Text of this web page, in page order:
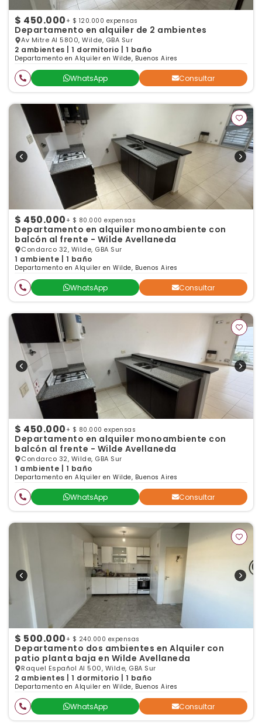
$ 450.000 + $ 120.000 expensas
Departamento en alquiler de 2 ambientes
Av Mitre Al 5800, Wilde, GBA Sur
2 ambientes | 1 dormitorio | 1 baño
Departamento en Alquiler en Wilde, Buenos Aires
WhatsApp Consultar
$ 450.000 + $ 80.000 expensas
Departamento en alquiler monoambiente con
balcón al frente - Wilde Avellaneda
Condarco 32, Wilde, GBA Sur
1 ambiente | 1 baño
Departamento en Alquiler en Wilde, Buenos Aires
WhatsApp Consultar
$ 450.000 + $ 80.000 expensas
Departamento en alquiler monoambiente con
balcón al frente - Wilde Avellaneda
Condarco 32, Wilde, GBA Sur
1 ambiente | 1 baño
Departamento en Alquiler en Wilde, Buenos Aires
WhatsApp Consultar
$ 500.000 + $ 240.000 expensas
Departamento dos ambientes en Alquiler con
patio planta baja en Wilde Avellaneda
Raquel Español Al 500, Wilde, GBA Sur
2 ambientes | 1 dormitorio | 1 baño
Departamento en Alquiler en Wilde, Buenos Aires
WhatsApp Consultar